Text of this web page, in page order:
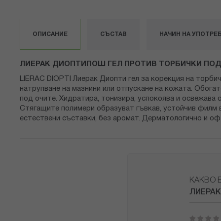
ОПИСАНИЕ
ЛИЕРАК ДИОПТИПОШ ГЕЛ ПРОТИВ ТОРБИЧКИ ПОД
LIERAC DIOPTI Лиерак Диопти гел за корекция на
натрупване на мазнини или отпускане на кожата.
под очите. Хидратира, тонизира, успокоява и
Стягащите полимери образуват гъвкав, устойчив
естествени съставки, без аромат. Дерматологично и
СЪСТАВ НАЧИН НА
КАКВО